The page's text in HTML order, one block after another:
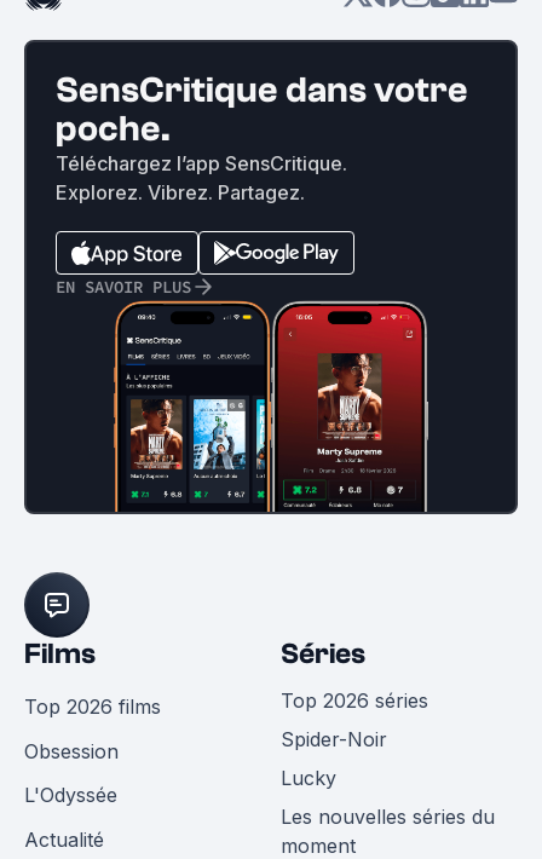
SensCritique dans votre
poche.
Téléchargez l’app SensCritique.
Explorez. Vibrez. Partagez.
EN SAVOIR PLUS
Films
Top 2026 films
Obsession
L'Odyssée
Actualité
Séries
Top 2026 séries
Spider-Noir
Lucky
Les nouvelles séries du
moment